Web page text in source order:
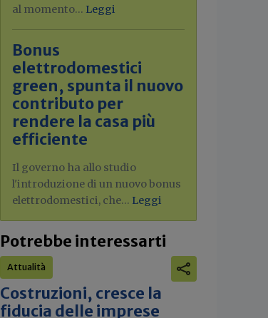
al momento... Leggi
Bonus
elettrodomestici
green, spunta il nuovo
contributo per
rendere la casa più
efficiente
Il governo ha allo studio
l'introduzione di un nuovo bonus
elettrodomestici, che... Leggi
Potrebbe interessarti
Attualità
Costruzioni, cresce la
fiducia delle imprese